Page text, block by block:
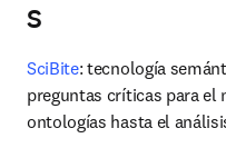
S
SciBite: tecnología
preguntas críticas para el
ontologías hasta el